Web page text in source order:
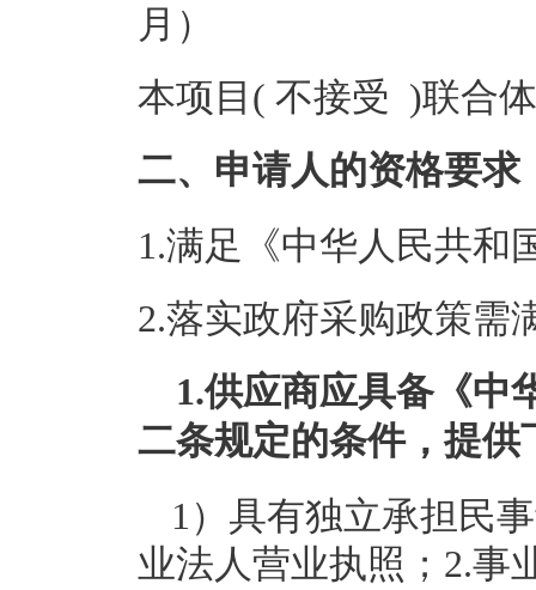
月）
本项目( 不接受 )联合
二、申请人的资格要求
1.满足《中华人民共和
2.落实政府采购政策需
1.供应商应具备《中
二条规定的条件，提供
1）具有独立承担民
业法人营业执照；2.事